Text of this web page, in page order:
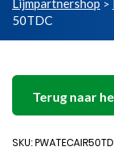
Lijmpartnershop >
50TDC
Terug naar
SKU: